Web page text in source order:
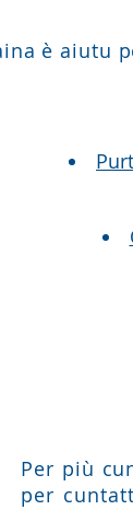
è aiutu
Per più
per